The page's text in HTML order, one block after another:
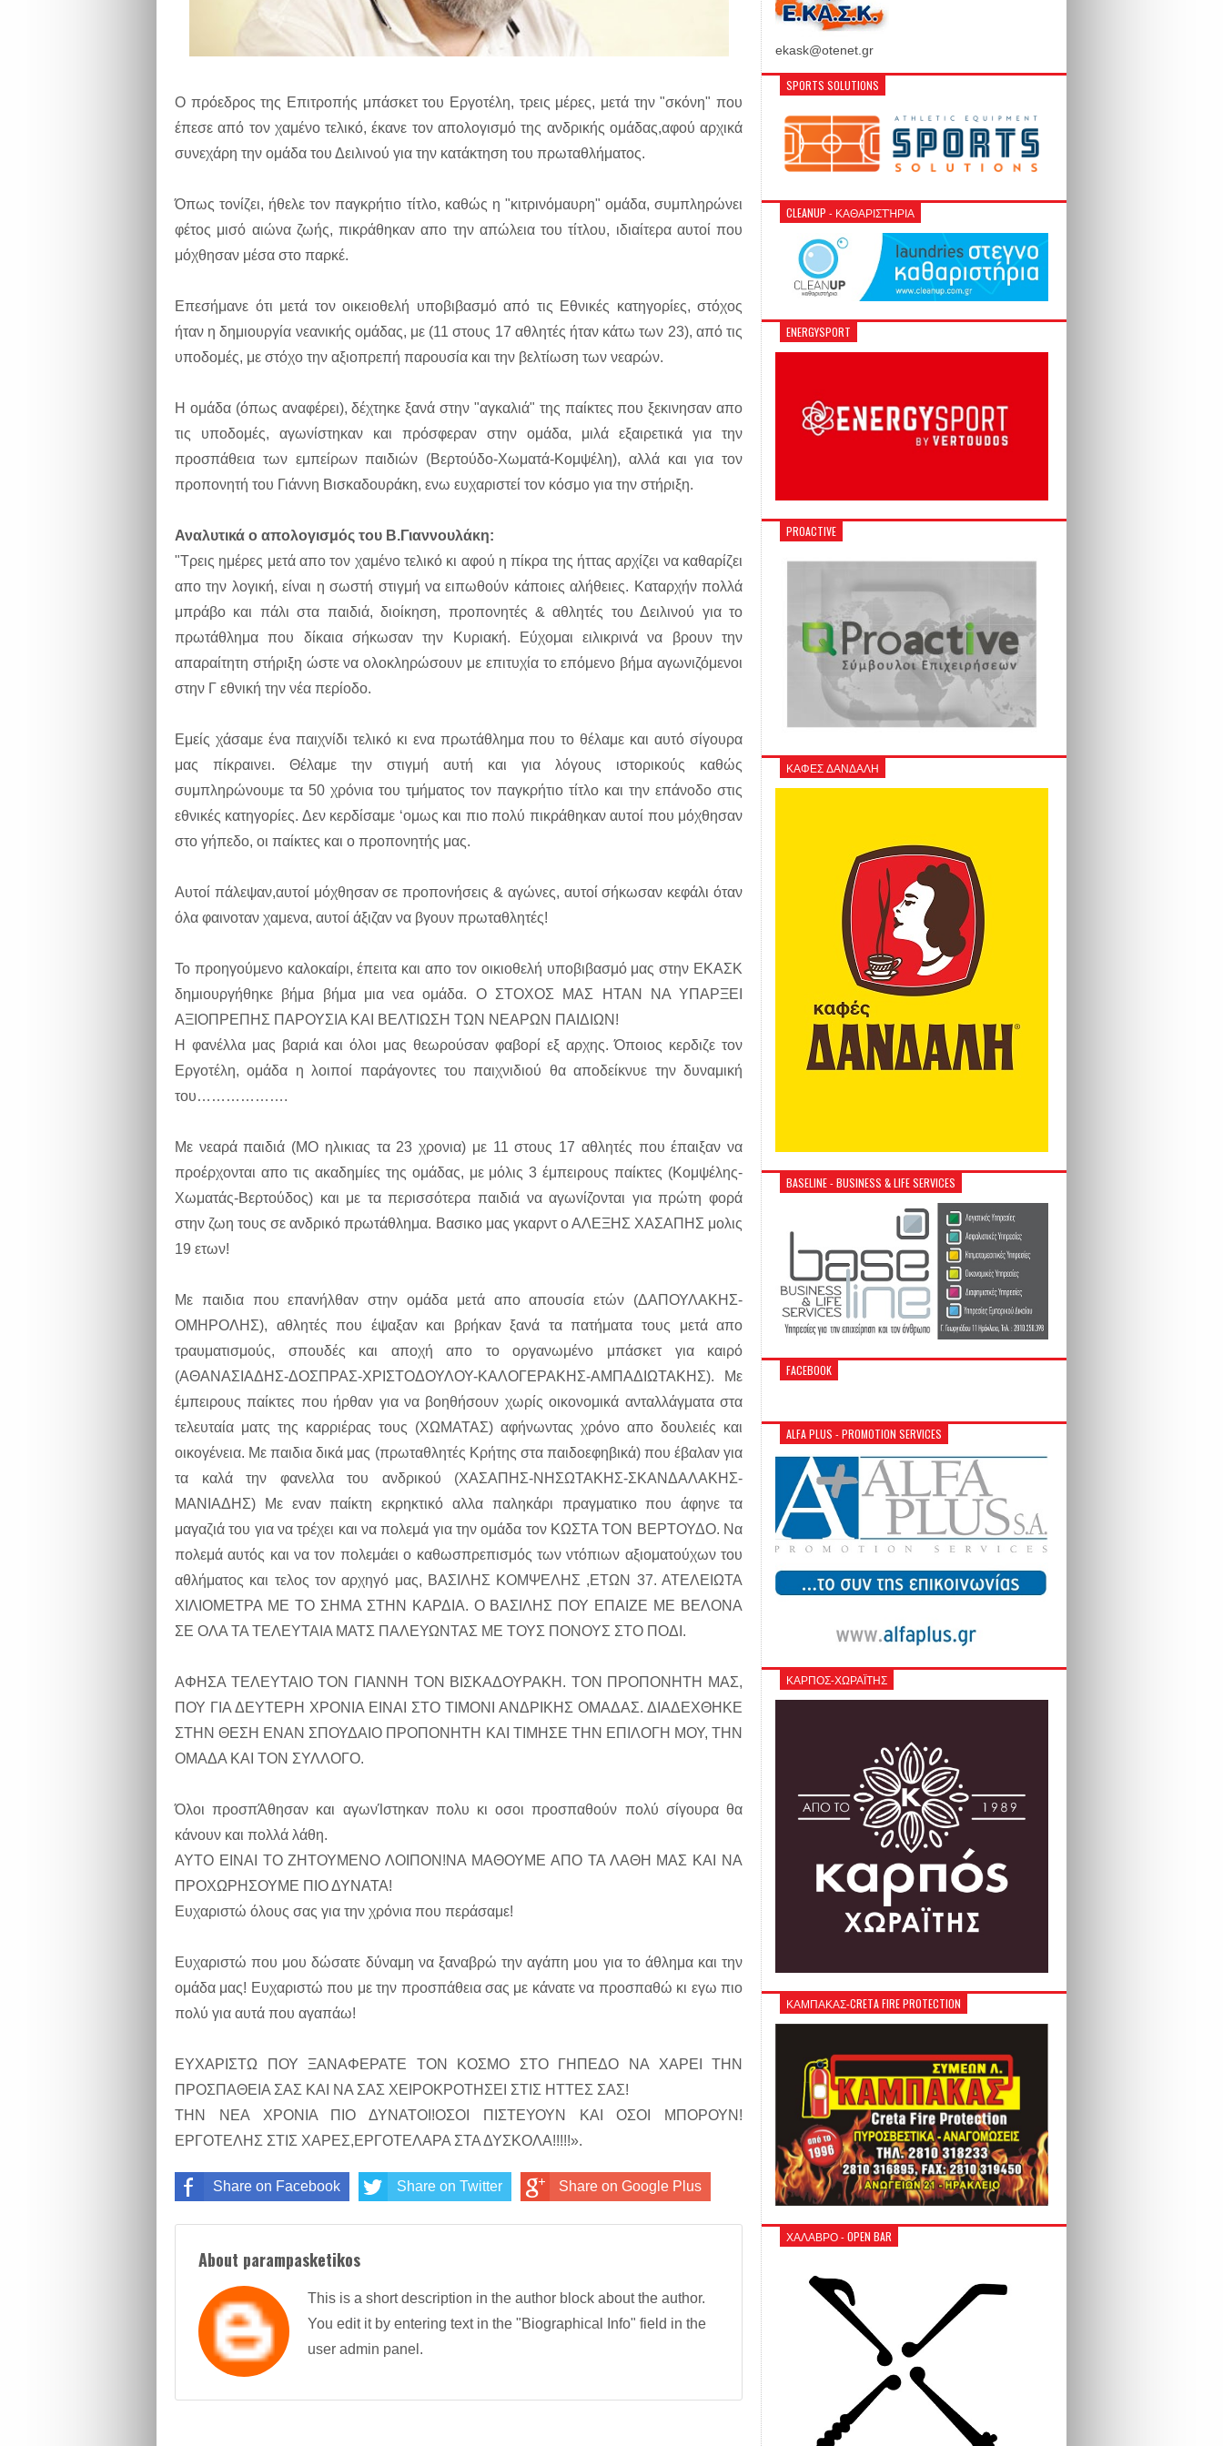
Ο πρόεδρος της Επιτροπής μπάσκετ του Εργοτέλη, τρεις μέρες, μετά την "σκόνη" που
έπεσε από τον χαμένο τελικό, έκανε τον απολογισμό της ανδρικής ομάδας,αφού αρχικά
συνεχάρη την ομάδα του Δειλινού για την κατάκτηση του πρωταθλήματος.
Όπως τονίζει, ήθελε τον παγκρήτιο τίτλο, καθώς η "κιτρινόμαυρη" ομάδα, συμπληρώνει
φέτος μισό αιώνα ζωής, πικράθηκαν απο την απώλεια του τίτλου, ιδιαίτερα αυτοί που
μόχθησαν μέσα στο παρκέ.
Επεσήμανε ότι μετά τον οικειοθελή υποβιβασμό από τις Εθνικές κατηγορίες, στόχος
ήταν η δημιουργία νεανικής ομάδας, με (11 στους 17 αθλητές ήταν κάτω των 23), από τις
υποδομές, με στόχο την αξιοπρεπή παρουσία και την βελτίωση των νεαρών.
Η ομάδα (όπως αναφέρει), δέχτηκε ξανά στην "αγκαλιά" της παίκτες που ξεκινησαν απο
τις υποδομές, αγωνίστηκαν και πρόσφεραν στην ομάδα, μιλά εξαιρετικά για την
προσπάθεια των εμπείρων παιδιών (Βερτούδο-Χωματά-Κομψέλη), αλλά και για τον
προπονητή του Γιάννη Βισκαδουράκη, ενω ευχαριστεί τον κόσμο για την στήριξη.
Αναλυτικά ο απολογισμός του Β.Γιαννουλάκη:
"Τρεις ημέρες μετά απο τον χαμένο τελικό κι αφού η πίκρα της ήττας αρχίζει να καθαρίζει
απο την λογική, είναι η σωστή στιγμή να ειπωθούν κάποιες αλήθειες. Καταρχήν πολλά
μπράβο και πάλι στα παιδιά, διοίκηση, προπονητές & αθλητές του Δειλινού για το
πρωτάθλημα που δίκαια σήκωσαν την Κυριακή. Εύχομαι ειλικρινά να βρουν την
απαραίτητη στήριξη ώστε να ολοκληρώσουν με επιτυχία το επόμενο βήμα αγωνιζόμενοι
στην Γ εθνική την νέα περίοδο.
Εμείς χάσαμε ένα παιχνίδι τελικό κι ενα πρωτάθλημα που το θέλαμε και αυτό σίγουρα
μας πίκραινει. Θέλαμε την στιγμή αυτή και για λόγους ιστορικούς καθώς
συμπληρώνουμε τα 50 χρόνια του τμήματος τον παγκρήτιο τίτλο και την επάνοδο στις
εθνικές κατηγορίες. Δεν κερδίσαμε ‘ομως και πιο πολύ πικράθηκαν αυτοί που μόχθησαν
στο γήπεδο, οι παίκτες και ο προπονητής μας.
Αυτοί πάλεψαν,αυτοί μόχθησαν σε προπονήσεις & αγώνες, αυτοί σήκωσαν κεφάλι όταν
όλα φαινοταν χαμενα, αυτοί άξιζαν να βγουν πρωταθλητές!
Το προηγούμενο καλοκαίρι, έπειτα και απο τον οικιοθελή υποβιβασμό μας στην ΕΚΑΣΚ
δημιουργήθηκε βήμα βήμα μια νεα ομάδα. Ο ΣΤΟΧΟΣ ΜΑΣ ΗΤΑΝ ΝΑ ΥΠΑΡΞΕΙ
ΑΞΙΟΠΡΕΠΗΣ ΠΑΡΟΥΣΙΑ ΚΑΙ ΒΕΛΤΙΩΣΗ ΤΩΝ ΝΕΑΡΩΝ ΠΑΙΔΙΩΝ!
Η φανέλλα μας βαριά και όλοι μας θεωρούσαν φαβορί εξ αρχης. Όποιος κερδιζε τον
Εργοτέλη, ομάδα η λοιποί παράγοντες του παιχνιδιού θα αποδείκνυε την δυναμική
του……………….
Με νεαρά παιδιά (ΜΟ ηλικιας τα 23 χρονια) με 11 στους 17 αθλητές που έπαιξαν να
προέρχονται απο τις ακαδημίες της ομάδας, με μόλις 3 έμπειρους παίκτες (Κομψέλης-
Χωματάς-Βερτούδος) και με τα περισσότερα παιδιά να αγωνίζονται για πρώτη φορά
στην ζωη τους σε ανδρικό πρωτάθλημα. Βασικο μας γκαρντ ο ΑΛΕΞΗΣ ΧΑΣΑΠΗΣ μολις
19 ετων!
Με παιδια που επανήλθαν στην ομάδα μετά απο απουσία ετών (ΔΑΠΟΥΛΑΚΗΣ-
ΟΜΗΡΟΛΗΣ), αθλητές που έψαξαν και βρήκαν ξανά τα πατήματα τους μετά απο
τραυματισμούς, σπουδές και αποχή απο το οργανωμένο μπάσκετ για καιρό
(ΑΘΑΝΑΣΙΑΔΗΣ-ΔΟΣΠΡΑΣ-ΧΡΙΣΤΟΔΟΥΛΟΥ-ΚΑΛΟΓΕΡΑΚΗΣ-ΑΜΠΑΔΙΩΤΑΚΗΣ). Με
έμπειρους παίκτες που ήρθαν για να βοηθήσουν χωρίς οικονομικά ανταλλάγματα στα
τελευταία ματς της καρριέρας τους (ΧΩΜΑΤΑΣ) αφήνωντας χρόνο απο δουλειές και
οικογένεια. Με παιδια δικά μας (πρωταθλητές Κρήτης στα παιδοεφηβικά) που έβαλαν για
τα καλά την φανελλα του ανδρικού (ΧΑΣΑΠΗΣ-ΝΗΣΩΤΑΚΗΣ-ΣΚΑΝΔΑΛΑΚΗΣ-
ΜΑΝΙΑΔΗΣ) Με εναν παίκτη εκρηκτικό αλλα παληκάρι πραγματικο που άφηνε τα
μαγαζιά του για να τρέχει και να πολεμά για την ομάδα τον ΚΩΣΤΑ ΤΟΝ ΒΕΡΤΟΥΔΟ. Να
πολεμά αυτός και να τον πολεμάει ο καθωσπρεπισμός των ντόπιων αξιοματούχων του
αθλήματος και τελος τον αρχηγό μας, ΒΑΣΙΛΗΣ ΚΟΜΨΕΛΗΣ ,ΕΤΩΝ 37. ΑΤΕΛΕΙΩΤΑ
ΧΙΛΙΟΜΕΤΡΑ ΜΕ ΤΟ ΣΗΜΑ ΣΤΗΝ ΚΑΡΔΙΑ. Ο ΒΑΣΙΛΗΣ ΠΟΥ ΕΠΑΙΖΕ ΜΕ ΒΕΛΟΝΑ
ΣΕ ΟΛΑ ΤΑ ΤΕΛΕΥΤΑΙΑ ΜΑΤΣ ΠΑΛΕΥΩΝΤΑΣ ΜΕ ΤΟΥΣ ΠΟΝΟΥΣ ΣΤΟ ΠΟΔΙ.
ΑΦΗΣΑ ΤΕΛΕΥΤΑΙΟ ΤΟΝ ΓΙΑΝΝΗ ΤΟΝ ΒΙΣΚΑΔΟΥΡΑΚΗ. ΤΟΝ ΠΡΟΠΟΝΗΤΗ ΜΑΣ,
ΠΟΥ ΓΙΑ ΔΕΥΤΕΡΗ ΧΡΟΝΙΑ ΕΙΝΑΙ ΣΤΟ ΤΙΜΟΝΙ ΑΝΔΡΙΚΗΣ ΟΜΑΔΑΣ. ΔΙΑΔΕΧΘΗΚΕ
ΣΤΗΝ ΘΕΣΗ ΕΝΑΝ ΣΠΟΥΔΑΙΟ ΠΡΟΠΟΝΗΤΗ ΚΑΙ ΤΙΜΗΣΕ ΤΗΝ ΕΠΙΛΟΓΗ ΜΟΥ, ΤΗΝ
ΟΜΑΔΑ ΚΑΙ ΤΟΝ ΣΥΛΛΟΓΟ.
Όλοι προσπΆθησαν και αγωνΊστηκαν πολυ κι οσοι προσπαθούν πολύ σίγουρα θα
κάνουν και πολλά λάθη.
ΑΥΤΟ ΕΙΝΑΙ ΤΟ ΖΗΤΟΥΜΕΝΟ ΛΟΙΠΟΝ!ΝΑ ΜΑΘΟΥΜΕ ΑΠΟ ΤΑ ΛΑΘΗ ΜΑΣ ΚΑΙ ΝΑ
ΠΡΟΧΩΡΗΣΟΥΜΕ ΠΙΟ ΔΥΝΑΤΑ!
Ευχαριστώ όλους σας για την χρόνια που περάσαμε!
Ευχαριστώ που μου δώσατε δύναμη να ξαναβρώ την αγάπη μου για το άθλημα και την
ομάδα μας! Ευχαριστώ που με την προσπάθεια σας με κάνατε να προσπαθώ κι εγω πιο
πολύ για αυτά που αγαπάω!
ΕΥΧΑΡΙΣΤΩ ΠΟΥ ΞΑΝΑΦΕΡΑΤΕ ΤΟΝ ΚΟΣΜΟ ΣΤΟ ΓΗΠΕΔΟ ΝΑ ΧΑΡΕΙ ΤΗΝ
ΠΡΟΣΠΑΘΕΙΑ ΣΑΣ ΚΑΙ ΝΑ ΣΑΣ ΧΕΙΡΟΚΡΟΤΗΣΕΙ ΣΤΙΣ ΗΤΤΕΣ ΣΑΣ!
ΤΗΝ ΝΕΑ ΧΡΟΝΙΑ ΠΙΟ ΔΥΝΑΤΟΙ!ΟΣΟΙ ΠΙΣΤΕΥΟΥΝ ΚΑΙ ΟΣΟΙ ΜΠΟΡΟΥΝ!
ΕΡΓΟΤΕΛΗΣ ΣΤΙΣ ΧΑΡΕΣ,ΕΡΓΟΤΕΛΑΡΑ ΣΤΑ ΔΥΣΚΟΛΑ!!!!!».
Share on Facebook Share on Twitter Share on Google Plus
About parampasketikos
This is a short description in the author block about the author.
You edit it by entering text in the "Biographical Info" field in the
user admin panel.
ekask@otenet.gr
SPORTS SOLUTIONS
CLEANUP - ΚΑΘΑΡΙΣΤΉΡΙΑ
ENERGYSPORT
PROACTIVE
ΚΑΦΕΣ ΔΑΝΔΑΛΗ
BASELINE - BUSINESS & LIFE SERVICES
FACEBOOK
ALFA PLUS - PROMOTION SERVICES
ΚΑΡΠΟΣ-ΧΩΡΑΪΤΗΣ
ΚΑΜΠΑΚΑΣ-CRETA FIRE PROTECTION
ΧΑΛΑΒΡΟ - OPEN BAR